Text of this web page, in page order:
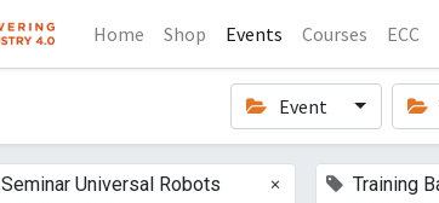
Home Shop Events Courses ECC
Event
Seminar Universal Robots
×
Training